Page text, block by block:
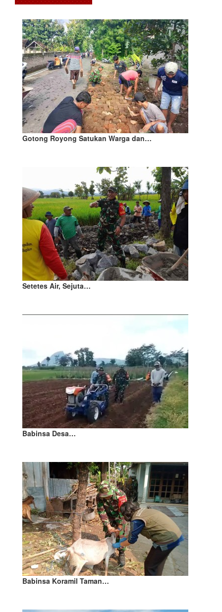
Gotong Royong Satukan Warga dan…
Setetes Air, Sejuta…
Babinsa Desa…
Babinsa Koramil Taman…